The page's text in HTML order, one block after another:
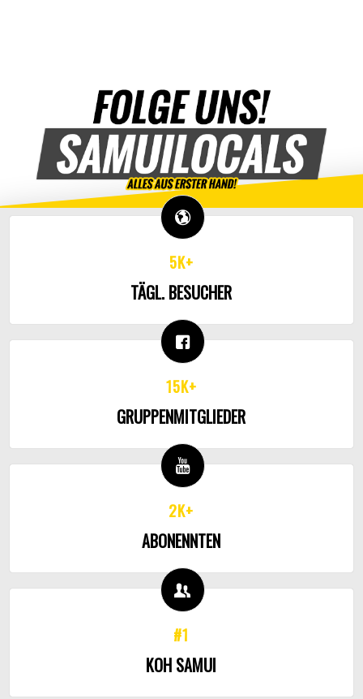
5K+
TÄGL. BESUCHER
15K+
GRUPPENMITGLIEDER
2K+
ABONENNTEN
#1
KOH SAMUI